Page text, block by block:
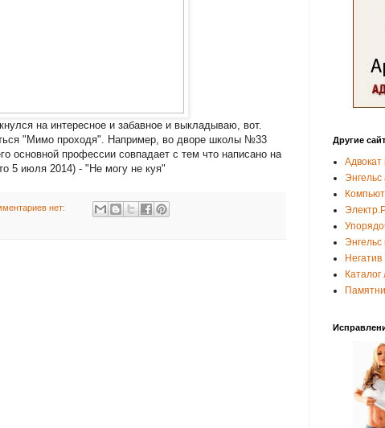
на интересное и забавное и выкладываю, вот.
"Мимо проходя". Например, во дворе школы №33
основной профессии совпадает с тем что написано на
5 июля 2014) - "Не могу не куя"
нет:
Другие
Адвокат
Энгельс